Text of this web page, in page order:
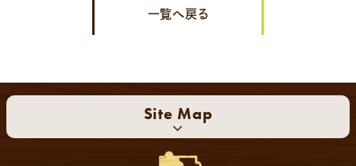
一覧へ戻る
Site Map